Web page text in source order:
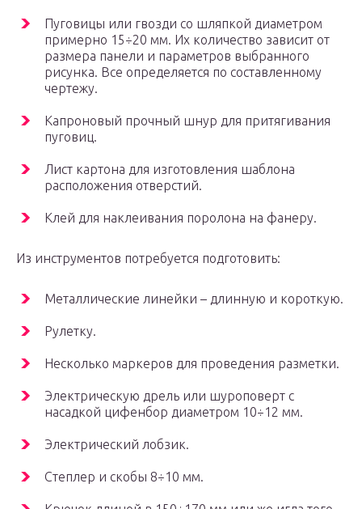
Пуговицы или гвозди со шляпкой диаметром
примерно 15÷20 мм. Их количество зависит от
размера панели и параметров выбранного
рисунка. Все определяется по составленному
чертежу.
Капроновый прочный шнур для притягивания
пуговиц.
Лист картона для изготовления шаблона
расположения отверстий.
Клей для наклеивания поролона на фанеру.
Из инструментов потребуется подготовить:
Металлические линейки – длинную и короткую.
Рулетку.
Несколько маркеров для проведения разметки.
Электрическую дрель или шуроповерт с
насадкой цифенбор диаметром 10÷12 мм.
Электрический лобзик.
Степлер и скобы 8÷10 мм.